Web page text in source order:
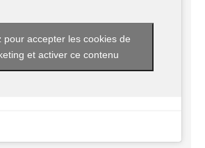
pour accepter les cookies de
et activer ce contenu